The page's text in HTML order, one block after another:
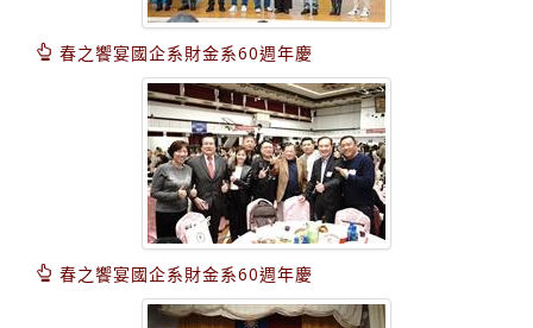
春之饗宴國企系財金系60週年慶
春之饗宴國企系財金系60週年慶